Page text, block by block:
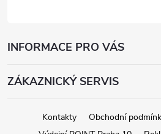
INFORMACE PRO VÁS
ZÁKAZNICKÝ SERVIS
Kontakty Obchodní